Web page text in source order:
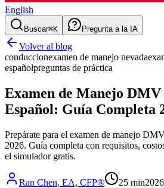
English
Buscar⌘K Pregunta a la IA
Volver al blog
conduccionexamen de manejo nevada
españolpreguntas de práctica
Examen de Manejo DMV
Español: Guía Completa
Prepárate para el examen de manejo
2026. Guía completa con requisitos,
el simulador gratis.
Ran Chen, EA, CFP® 25 min